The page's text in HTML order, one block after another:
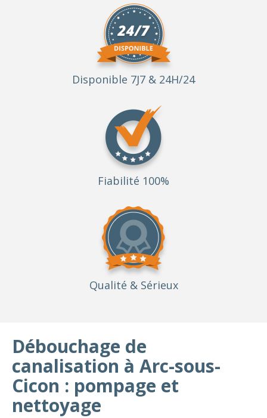
Disponible 7J7 & 24H/24
Fiabilité 100%
Qualité & Sérieux
Débouchage de
canalisation à Arc-sous-
Cicon : pompage et
nettoyage